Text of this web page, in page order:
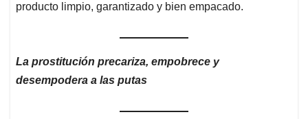
producto limpio, garantizado y bien empacado.
La prostitución precariza, empobrece y
desempodera a las putas